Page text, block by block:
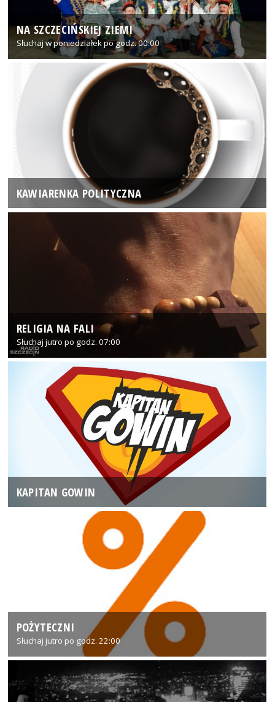
NA SZCZECIŃSKIEJ ZIEMI
Słuchaj w poniedziałek po godz. 00:00
KAWIARENKA POLITYCZNA
RELIGIA NA FALI
Słuchaj jutro po godz. 07:00
KAPITAN GOWIN
POŻYTECZNI
Słuchaj jutro po godz. 22:00